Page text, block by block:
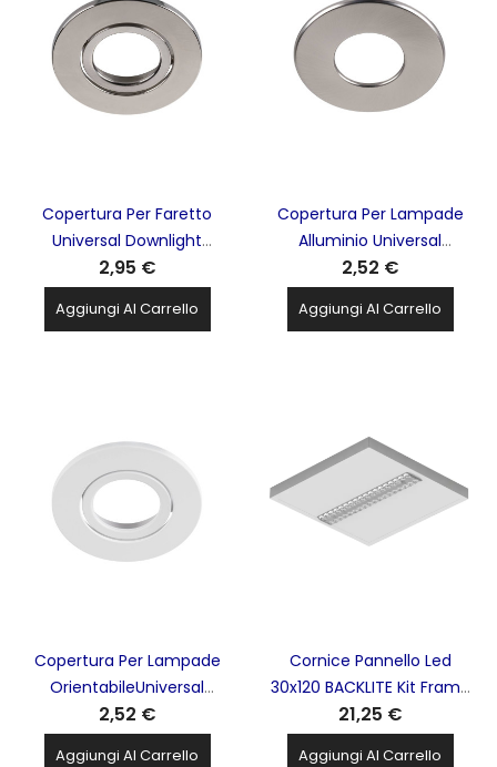
Copertura Per Faretto
Universal Downlight
Alluminio SLV - 1007093
2,95 €
Aggiungi Al Carrello
Copertura Per Lampade
Alluminio Universal
Downlight SLV - 1007098
2,52 €
Aggiungi Al Carrello
Copertura Per Lampade
OrientabileUniversal
Downlight Bianco SLV -
1007092
2,52 €
Aggiungi Al Carrello
Cornice Pannello Led
30x120 BACKLITE Kit Frame
Accessorio BEGHELLI - 20101
21,25 €
Aggiungi Al Carrello